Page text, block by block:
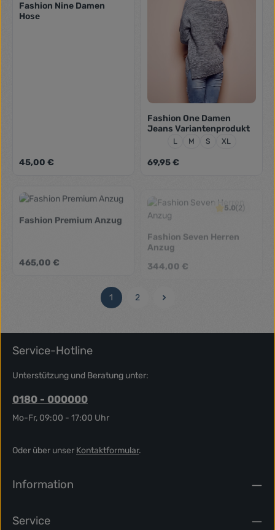
Fashion Nine Damen
Hose
Regulärer Preis:
45,00 €
Fashion One Damen
Jeans Variantenprodukt
L M S XL
Regulärer Preis:
69,95 €
Fashion Premium Anzug
Regulärer Preis:
465,00 €
(2)
Fashion Seven Herren
Anzug
Regulärer Preis:
344,00 €
Seite
1
Seite
2
Service-Hotline
Unterstützung und Beratung unter:
0180 - 000000
Mo-Fr, 09:00 - 17:00 Uhr
Oder über unser Kontaktformular.
Information
Service